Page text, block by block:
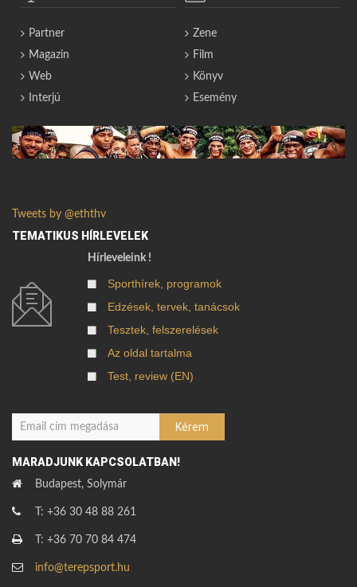
Partner
Magazin
Web
Interjú
Zene
Film
Könyv
Esemény
Tweets by @eththv
TEMATIKUS HÍRLEVELEK
Hírleveleink !
Sporthírek, programok
Edzések, tervek, tanácsok
Tesztek, felszerelések
Az oldal tartalma
Test, review (EN)
MARADJUNK KAPCSOLATBAN!
Budapest, Solymár
T: +36 30 48 88 261
T: +36 70 70 84 474
info@terepsport.hu